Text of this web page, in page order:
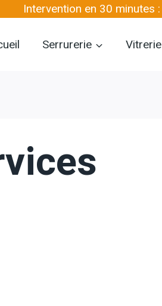
Intervention en 30 minutes :
Serrurerie Vitrerie